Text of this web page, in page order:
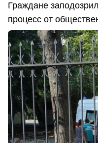
Граждане
процесс от